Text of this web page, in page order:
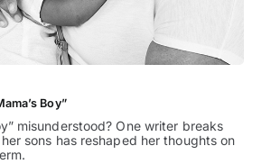
Boy”
misunderstood? One writer breaks
sons has reshaped her thoughts on